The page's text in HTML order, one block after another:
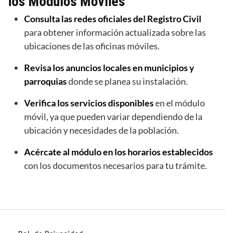
Consulta las redes oficiales del Registro Civil
para obtener información actualizada sobre las
ubicaciones de las oficinas móviles.
Revisa los anuncios locales en municipios y
parroquiasdonde se planea su instalación.
Verifica los servicios disponiblesen el módulo
móvil, ya que pueden variar dependiendo de la
ubicación y necesidades de la población.
Acércate al módulo en los horarios establecidos
con los documentos necesarios para tu trámite.